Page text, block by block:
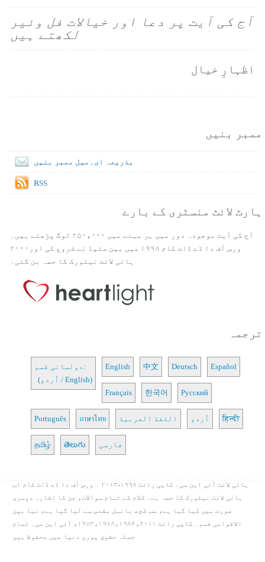
آج کی آیت پر دعا اور خیالات فل وئیر
لکھتے ہیں
اظہارِ خیال
ممبر بنیں
بذریعہ ای۔میل ممبر بنیں
RSS
ہارٹ لائٹ منسٹری کے بارے
آج کی آیت موجودہ دور میں ہر مہنے میں ۲۵۰،۰۰۰ لوگ پڑھتے ہیں۔
ورس آف دا ڈے ڈاٹ کام ۱۹۹۸ میں بین سٹیڈ نے شروع کی اور۲۰۰۰
ہائی لائٹ نیٹورک کا حصہ بن گئی۔
ترجمہ
دولسانی قسم:
(اُردو / English)
English 中文 Deutsch Español
Français 한국어 Русский
Português ภาษาไทย اللغة العربية اُردو हिन्दी
தமிழ் తెలుగు فارسی
ہائی لائٹ آئی این سی۔ کاپی رائٹ ۱۹۹۸-۲۰۱۳ ۔ ورس آف دا ڈے ڈاٹ کام اب
ہائی لائٹ نیٹورک کا حصہ ہے۔ کلام کے تمام سوالات، جن کا اشارہ دوسری
صورت میں کیا گیا ہے، سب کچھ بائبل مقدس سے لیا گیا ہے، نیا بین
الاقوامی قسم۔ کاپی رائٹ ۱۹۷۳،۱۹۷۸،۱۹۸۴،۲۰۱۱، آئی این سی۔ تمام
جملہ حقوق پوری دنیا میں محفوظ ہیں